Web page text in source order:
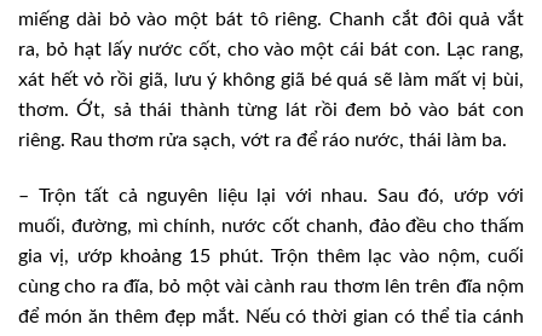
miếng dài bỏ vào một bát tô riêng. Chanh cắt đôi quả vắt
ra, bỏ hạt lấy nước cốt, cho vào một cái bát con. Lạc rang,
xát hết vỏ rồi giã, lưu ý không giã bé quá sẽ làm mất vị bùi,
thơm. Ớt, sả thái thành từng lát rồi đem bỏ vào bát con
riêng. Rau thơm rửa sạch, vớt ra để ráo nước, thái làm ba.
– Trộn tất cả nguyên liệu lại với nhau. Sau đó, ướp với
muối, đường, mì chính, nước cốt chanh, đảo đều cho thấm
gia vị, ướp khoảng 15 phút. Trộn thêm lạc vào nộm, cuối
cùng cho ra đĩa, bỏ một vài cành rau thơm lên trên đĩa nộm
để món ăn thêm đẹp mắt. Nếu có thời gian có thể tỉa cánh